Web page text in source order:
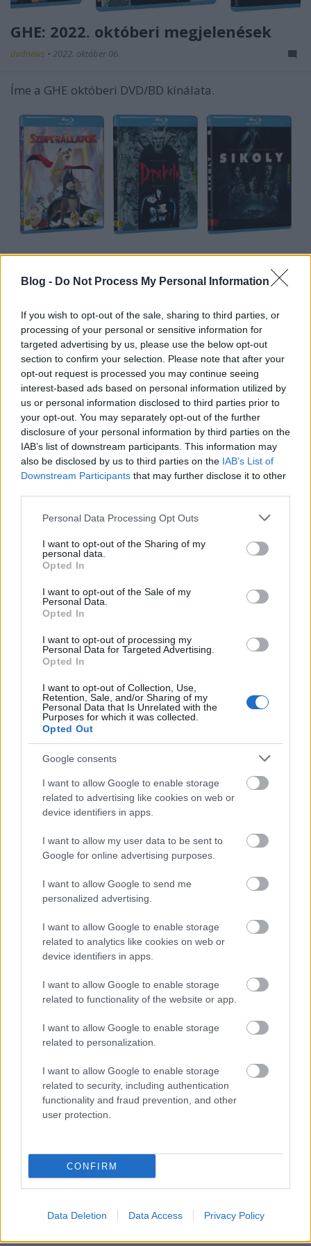
Blog - Do Not Process My Personal Information
If you wish to opt-out of the sale, sharing to third parties, or
processing of your personal or sensitive information for
targeted advertising by us, please use the below opt-out
section to confirm your selection. Please note that after your
opt-out request is processed you may continue seeing
interest-based ads based on personal information utilized by
us or personal information disclosed to third parties prior to
your opt-out. You may separately opt-out of the further
disclosure of your personal information by third parties on the
IAB’s list of downstream participants. This information may
also be disclosed by us to third parties on the IAB’s List of
Downstream Participants that may further disclose it to other
Please note that this website/app uses one or more Google
not limited to your visit or usage behaviour. You may click to
grant or deny consent to Google and its third-party tags to
use your data for below specified purposes in below Google
consent section.
Personal Data Processing Opt Outs
I want to opt-out of the Sharing of my
personal data.
Opted In
I want to opt-out of the Sale of my
Personal Data.
Opted In
I want to opt-out of processing my
Personal Data for Targeted Advertising.
Opted In
I want to opt-out of Collection, Use,
Retention, Sale, and/or Sharing of my
Personal Data that Is Unrelated with the
Purposes for which it was collected.
Opted Out
Google consents
I want to allow Google to enable storage
related to advertising like cookies on web or
device identifiers in apps.
I want to allow my user data to be sent to
Google for online advertising purposes.
I want to allow Google to send me
personalized advertising.
I want to allow Google to enable storage
related to analytics like cookies on web or
device identifiers in apps.
I want to allow Google to enable storage
related to functionality of the website or app.
I want to allow Google to enable storage
related to personalization.
I want to allow Google to enable storage
related to security, including authentication
functionality and fraud prevention, and other
user protection.
CONFIRM
Data Deletion Data Access Privacy Policy
GHE: 2022. októberi megjelenések
dvdnews • 2022. október 06.
Íme a GHE októberi DVD/BD kínálata.
...
dvdnews•2022. augusztus 20.
Íme a GHE augusztusi és szeptemberi DVD/BD
kínálata.
GHE: 2022. júliusi megjelenések
dvdnews•2022. július 07.
Íme a GHE júliusi DVD/BD kínálata.